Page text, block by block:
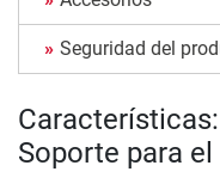
Seguridad del
Soporte para